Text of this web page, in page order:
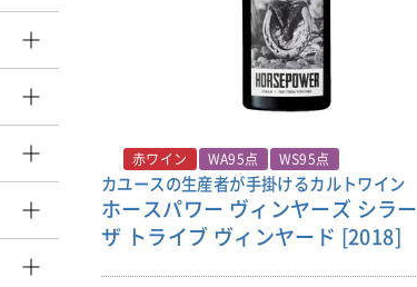
さらに、このワインの深みと微妙なニュア
ンスは、長い時間をかけてデキャンタした
後に味わうと、トリュフ、黒鉛、タバコの
葉を発見することができます。この早い段
親しみやすく、魅力的なフィニッシュを導
いています。このワインは、あなたがセラ
ーで保管できる限り、確実に熟成していく
でしょう。
■畑について
赤ワイン WA95点 WS95点
カユースの生産者が手掛けるカルトワイン
ホースパワー ヴィンヤーズ シラー
ザ トライブ ヴィンヤード [2018]